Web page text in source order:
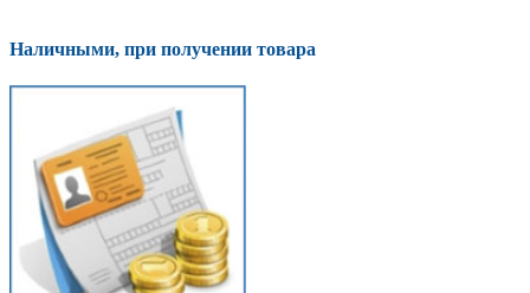
Наличными, при получении товара